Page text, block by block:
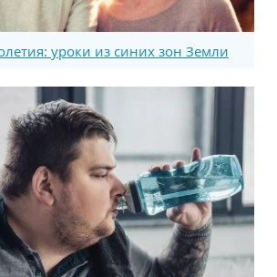
уроки из синих зон Земли